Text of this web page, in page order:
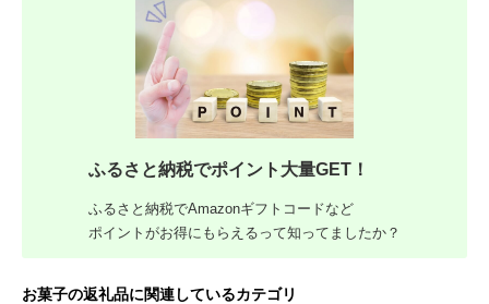
ふるさと納税でポイント大量GET！
ふるさと納税でAmazonギフトコードなど
ポイントがお得にもらえるって知ってましたか？
お菓子の返礼品に関連しているカテゴリ